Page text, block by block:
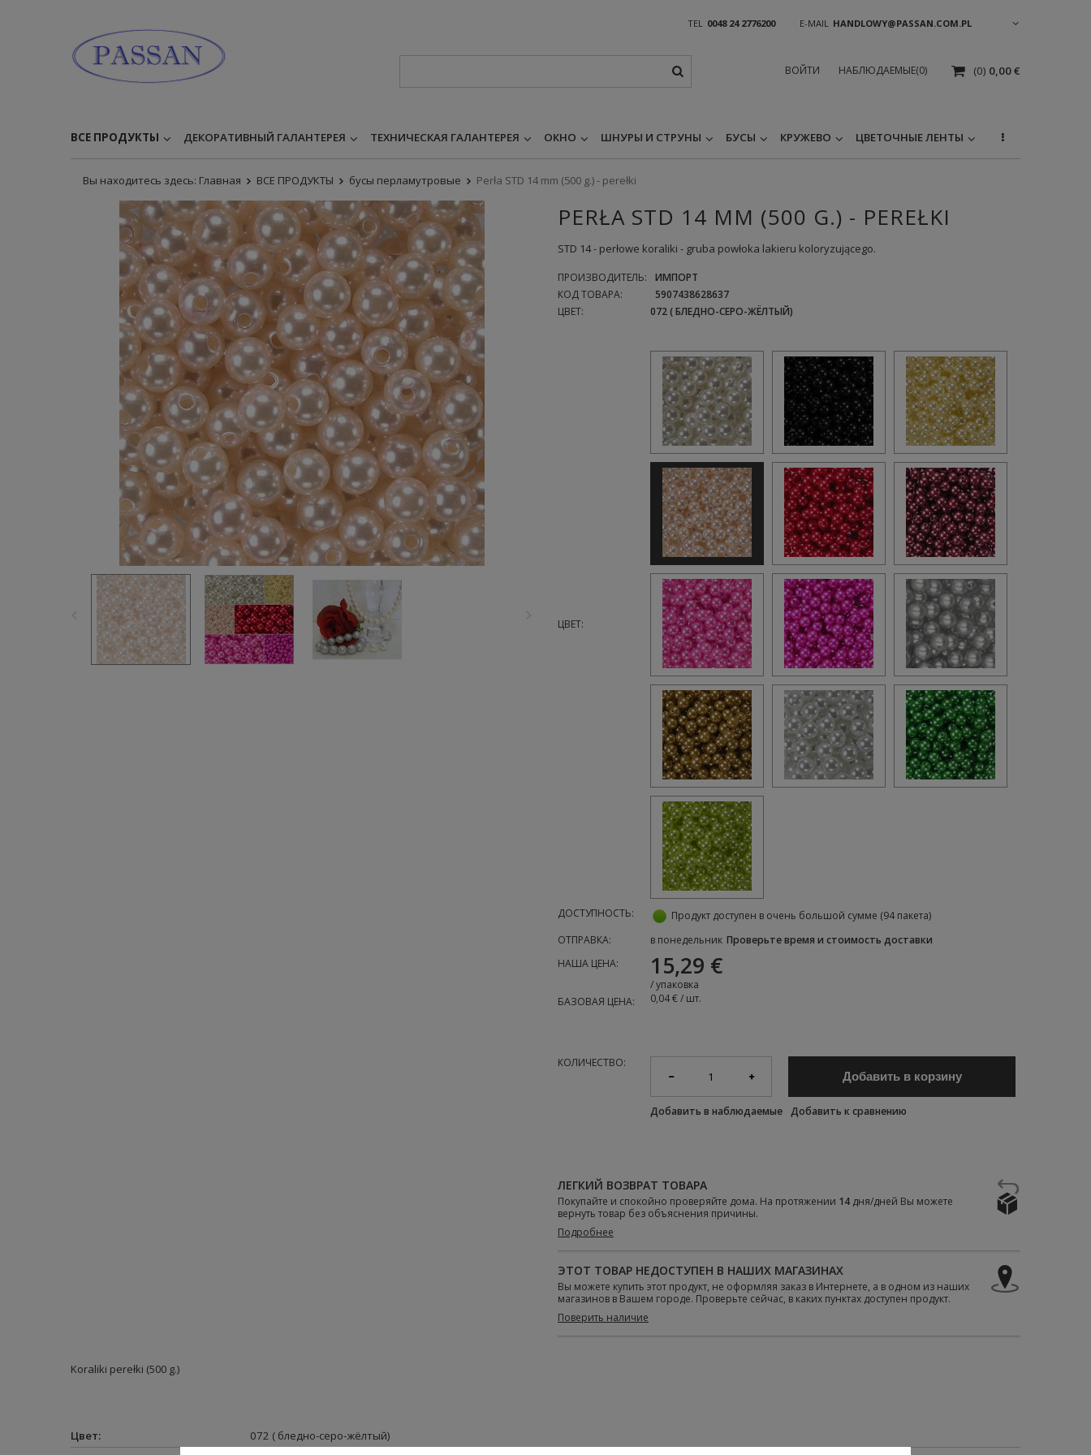
TEL 0048 24 2776200 E-MAIL HANDLOWY@PASSAN.COM.PL
(0) 0,00 €
ВОЙТИ НАБЛЮДАЕМЫЕ(0)
ВСЕ ПРОДУКТЫ ДЕКОРАТИВНЫЙ ГАЛАНТЕРЕЯ ТЕХНИЧЕСКАЯ ГАЛАНТЕРЕЯ ОКНО ШНУРЫ И СТРУНЫ БУСЫ КРУЖЕВО ЦВЕТОЧНЫЕ ЛЕНТЫ
Вы находитесь здесь: Главная ВСЕ ПРОДУКТЫ бусы перламутровые Perła STD 14 mm (500 g.) - perełki
PERŁA STD 14 MM (500 G.) - PEREŁKI
STD 14 - perłowe koraliki - gruba powłoka lakieru koloryzującego.
ПРОИЗВОДИТЕЛЬ:
ИМПОРТ
КОД ТОВАРА:
5907438628637
ЦВЕТ:
072 ( БЛЕДНО-СЕРО-ЖЁЛТЫЙ)
ЦВЕТ:
ДОСТУПНОСТЬ: Продукт доступен в очень большой сумме (94 пакета)
ОТПРАВКА:
в понедельник Проверьте время и стоимость доставки
НАША ЦЕНА:
15,29 €
/упаковка
БАЗОВАЯ ЦЕНА:
0,04 € / шт.
КОЛИЧЕСТВО:
Добавить в корзину
Добавить в наблюдаемые Добавить к сравнению
ЛЕГКИЙ ВОЗВРАТ ТОВАРА
Покупайте и спокойно проверяйте дома. На протяжении 14 дня/дней Вы можете
вернуть товар без объяснения причины.
Подробнее
ЭТОТ ТОВАР НЕДОСТУПЕН В НАШИХ МАГАЗИНАХ
Вы можете купить этот продукт, не оформляя заказ в Интернете, а в одном из наших
магазинов в Вашем городе. Проверьте сейчас, в каких пунктах доступен продукт.
Поверить наличие
Koraliki perełki (500 g.)
Цвет:
072 ( бледно-серо-жёлтый)